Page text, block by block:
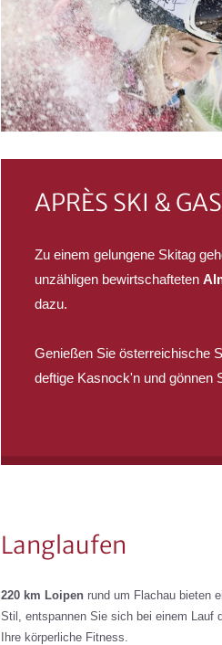
APRÈS SKI &
Zu einem gelungene Skitag
unzähligen bewirtschafteten
dazu.
Genießen Sie österreichische
deftige Kasnock'n und gönnen
Langlaufen
220 km Loipen rund um Flachau bieten
Stil, entspannen Sie sich bei einem Lauf
Ihre körperliche Fitness.